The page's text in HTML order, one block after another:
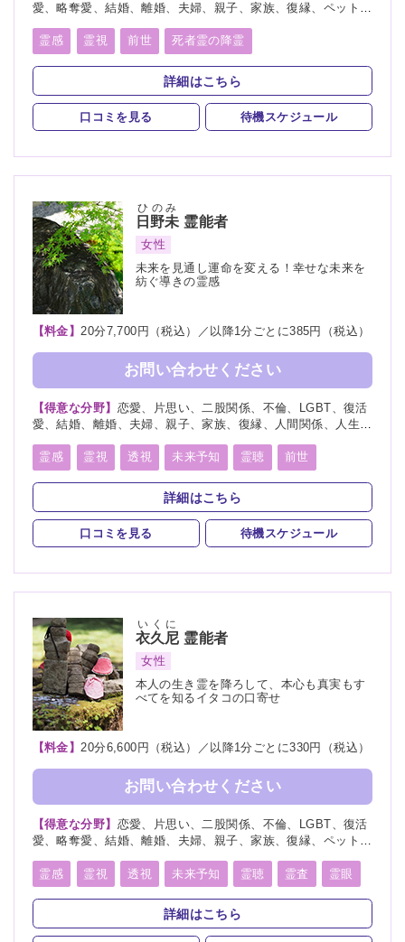
愛、略奪愛、結婚、離婚、夫婦、親子、家族、復縁、ペット、
路、未来
霊感 霊視 前世 死者霊の降霊
詳細はこちら
口コミを見る 待機スケジュール
日野未
ひのみ
霊能者
女性
未来を見通し運命を変える！幸せな未来を
紡ぐ導きの霊感
【料金】20分7,700円（税込）／以降1分ごとに385円（税込）
お問い合わせください
【得意な分野】 恋愛、片思い、二股関係、不倫、LGBT、復活
愛、結婚、離婚、夫婦、親子、家族、復縁、人間関係、人生相
護、健康、金運、仕事、引越し、開運、故人、教育、過去、浮
気、総合運、運勢、心霊相談、縁結び
霊感 霊視 透視 未来予知 霊聴 前世
守護霊 背後霊 死者霊の降霊 除霊 浄霊 祈願
祈祷 波動修正
詳細はこちら
口コミを見る 待機スケジュール
衣久尼
いくに
霊能者
女性
本人の生き霊を降ろして、本心も真実もす
べてを知るイタコの口寄せ
【料金】20分6,600円（税込）／以降1分ごとに330円（税込）
お問い合わせください
【得意な分野】 恋愛、片思い、二股関係、不倫、LGBT、復活
愛、略奪愛、結婚、離婚、夫婦、親子、家族、復縁、ペット、
転職、適職、縁結び、縁切り
霊感 霊視 透視 未来予知 霊聴 霊査 霊眼
前世 後世 言霊 神通力 守護霊 背後霊
死者霊の降霊 除霊 浄霊 祈願 祈祷 波動修正
詳細はこちら